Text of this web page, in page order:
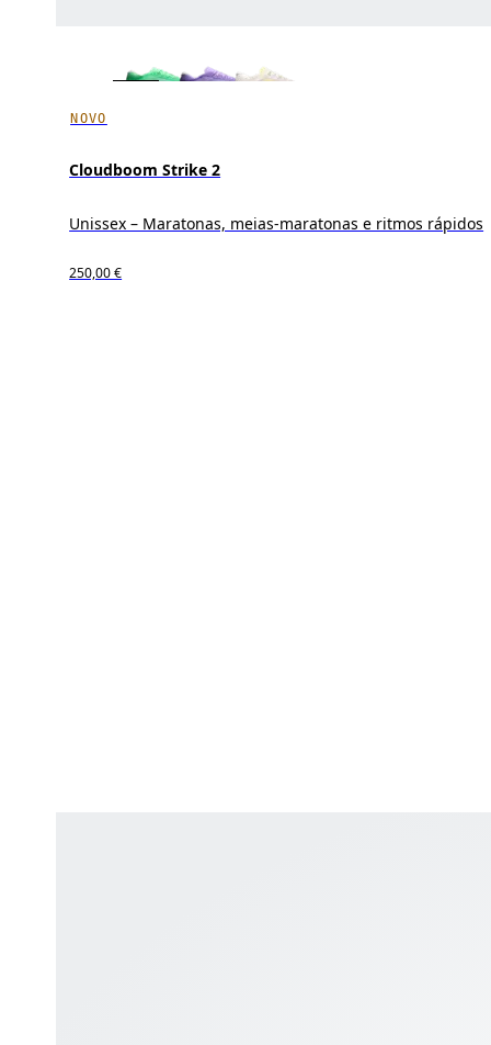
NOVO
Cloudboom Strike 2
Unissex – Maratonas, meias-maratonas e ritmos rápidos
250,00 €